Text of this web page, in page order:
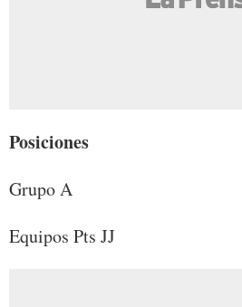
Posiciones
Grupo A
Equipos Pts JJ